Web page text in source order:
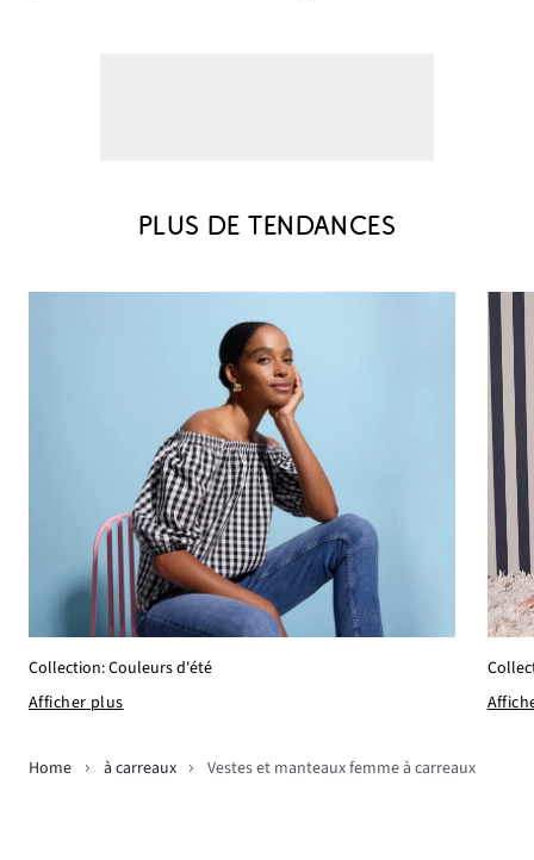
PLUS DE TENDANCES
Collection: Couleurs d'été
Afficher plus
Home à carreaux Vestes et manteaux femme à carreaux